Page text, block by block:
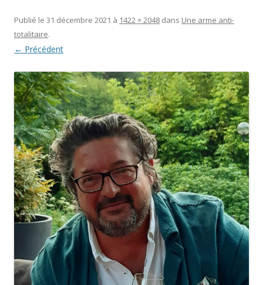
Publié le 31 décembre 2021 à 1422 × 2048 dans Une arme anti-
totalitaire.
← Précédent